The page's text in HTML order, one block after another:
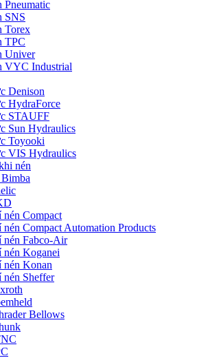
Pneumatic
SNS
Torex
TPC
Univer
VYC Industrial
Denison
HydraForce
STAUFF
Sun Hydraulics
Toyooki
VIS Hydraulics
nén
Compact
Compact Automation Products
nén Fabco-Air
Koganei
Konan
Sheffer
Bellows